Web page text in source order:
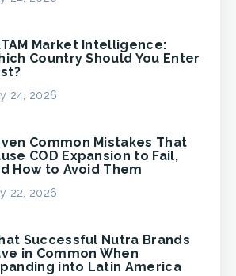
Market Intelligence:
Country Should You Enter
24, 2026
Common Mistakes That
COD Expansion to Fail,
How to Avoid Them
22, 2026
Successful Nutra Brands
in Common When
into Latin America